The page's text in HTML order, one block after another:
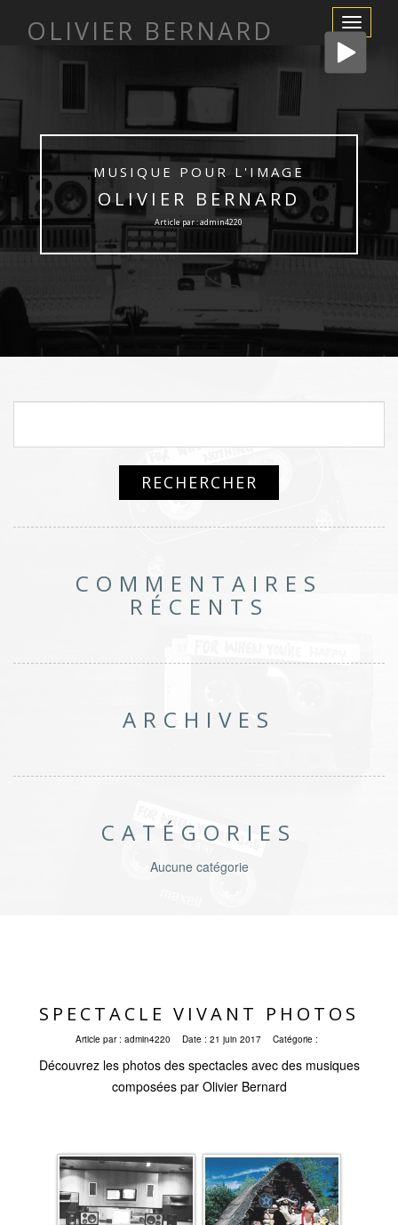
Afficher/
la
navigation
OLIVIER BERNARD
MUSIQUE POUR L'IMAGE
OLIVIER BERNARD
Article par : admin4220
COMMENTAIRES
RÉCENTS
ARCHIVES
CATÉGORIES
Aucune catégorie
SPECTACLE VIVANT PHOTOS
Article par : admin4220 Date : 21 juin 2017 Catégorie :
Découvrez les photos des spectacles avec des musiques
composées par Olivier Bernard